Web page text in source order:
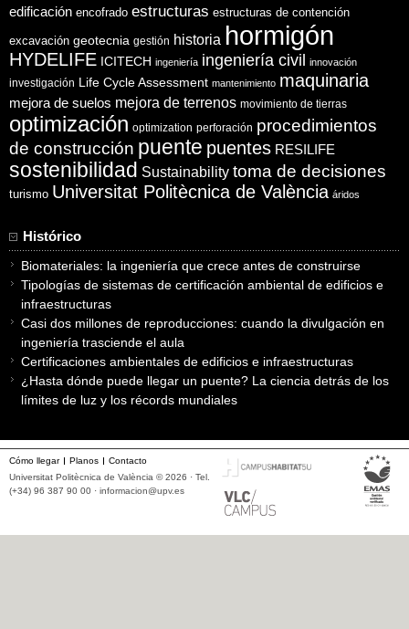
edificación encofrado estructuras estructuras de contención
excavación geotecnia gestión historia hormigón
HYDELIFE ICITECH ingeniería ingeniería civil innovación
investigación Life Cycle Assessment mantenimiento maquinaria
mejora de suelos mejora de terrenos movimiento de tierras
optimización optimization perforación procedimientos
de construcción puente puentes RESILIFE
sostenibilidad Sustainability toma de decisiones
turismo Universitat Politècnica de València áridos
Histórico
Biomateriales: la ingeniería que crece antes de construirse
Tipologías de sistemas de certificación ambiental de edificios e
infraestructuras
Casi dos millones de reproducciones: cuando la divulgación en
ingeniería trasciende el aula
Certificaciones ambientales de edificios e infraestructuras
¿Hasta dónde puede llegar un puente? La ciencia detrás de los
límites de luz y los récords mundiales
Cómo llegar Planos
Contacto
Universitat Politècnica de València © 2026 · Tel.
(+34) 96 387 90 00 · informacion@upv.es